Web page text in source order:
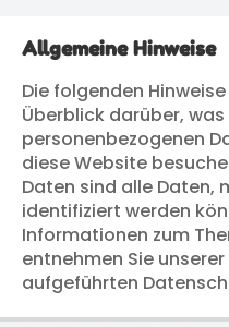
Allgemeine Hinweise
Die folgenden
Überblick darüber,
personenbezogenen
diese Website
Daten sind alle Daten,
identifiziert werden
Informationen zum
entnehmen Sie
aufgeführten